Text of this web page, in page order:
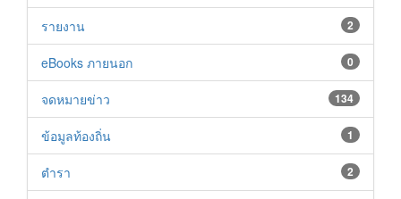
2
รายงาน
0
eBooks ภายนอก
134
จดหมายข่าว
1
ข้อมูลท้องถิ่น
2
ตำรา